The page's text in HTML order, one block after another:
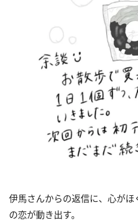
伊馬さんからの返信に、心が
の恋が動き出す。